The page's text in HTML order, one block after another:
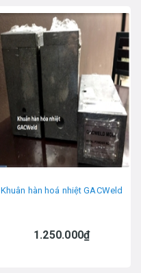
Khuân hàn hoá nhiệt GACWeld
1.250.000₫